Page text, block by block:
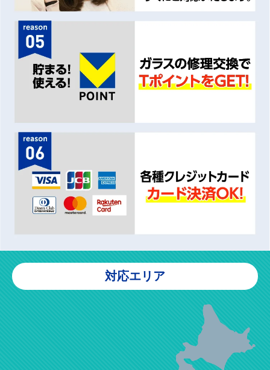
対応エリア